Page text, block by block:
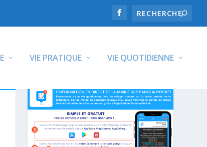
VIE PRATIQUE VIE QUOTIDIENNE